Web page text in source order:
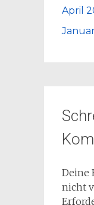
April
Deine
nicht